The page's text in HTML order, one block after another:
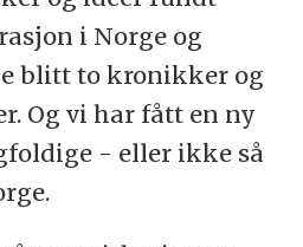
i Norge og
blitt to kronikker og
Og vi har fått en ny
- eller ikke så